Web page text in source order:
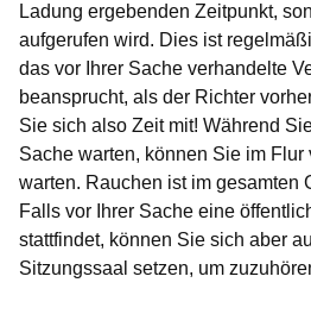
Ladung ergebenden Zeitpunkt,
aufgerufen wird. Dies ist
das vor Ihrer Sache verhandelte
beansprucht, als der Richter
Sie sich also Zeit mit! Während
Sache warten, können Sie im
warten. Rauchen ist im gesamten
Falls vor Ihrer Sache eine
stattfindet, können Sie sich aber
Sitzungssaal setzen, um